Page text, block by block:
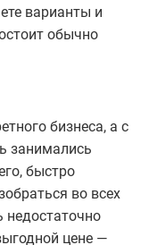
варианты и
обычно
бизнеса, а с
занимались
быстро
во всех
недостаточно
цене —